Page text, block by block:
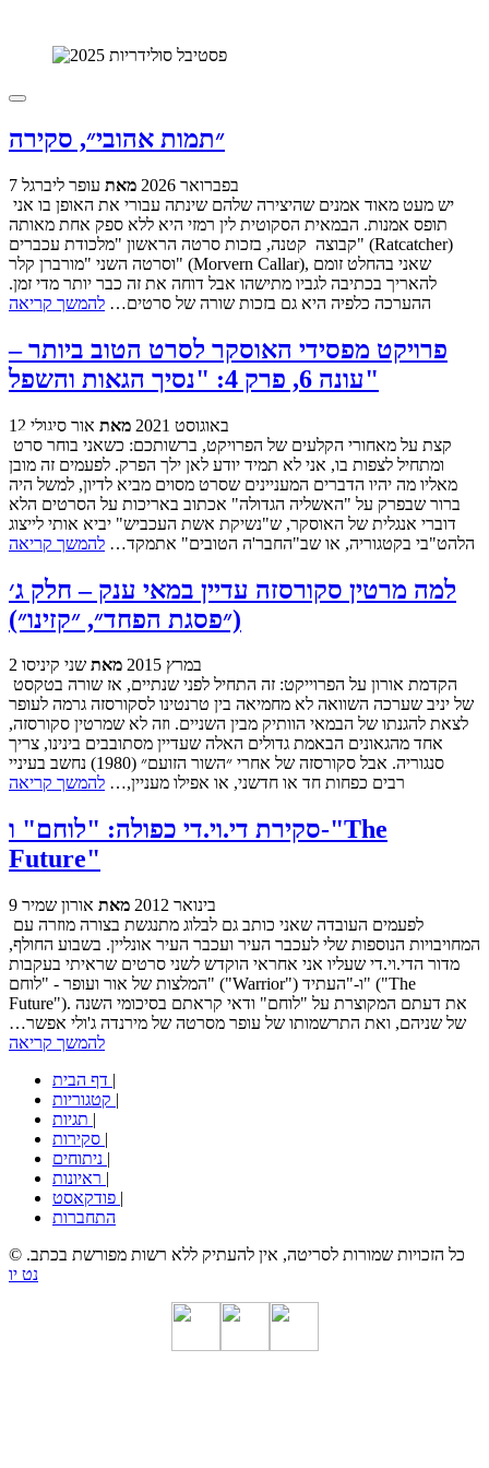
״תמות אהובי״, סקירה
7 בפברואר 2026 מאת עופר ליברגל
תופס אמנות. הבמאית הסקוטית לין רמזי היא ללא ספק אחת מאותה
קבוצה קטנה, בזכות סרטה הראשון "מלכודת עכברים" (Ratcatcher)
וסרטה השני "מורברן קלר" (Morvern Callar), שאני בהחלט זומם
להאריך בכתיבה לגביו מתישהו אבל דוחה את זה כבר יותר מדי זמן.
ההערכה כלפיה היא גם בזכות שורה של סרטים… להמשך קריאה
פרויקט מפסידי האוסקר לסרט הטוב ביותר –
עונה 6, פרק 4: "נסיך הגאות והשפל"
12 באוגוסט 2021 מאת אור סיגולי
ומתחיל לצפות בו, אני לא תמיד יודע לאן ילך הפרק. לפעמים זה מובן
מאליו מה יהיו הדברים המעניינים שסרט מסוים מביא לדיון, למשל היה
ברור שבפרק על "האשליה הגדולה" אכתוב באריכות על הסרטים הלא
דוברי אנגלית של האוסקר, ש"נשיקת אשת העכביש" יביא אותי לייצוג
הלהט"בי בקטגוריה, או שב"החבר'ה הטובים" אתמקד… להמשך קריאה
למה מרטין סקורסזה עדיין במאי ענק – חלק ג׳
(״פסגת הפחד״, ״קזינו״)
2 במרץ 2015 מאת שני קיניסו
של יניב שערכה השוואה לא מחמיאה בין טרנטינו לסקורסזה גרמה לעופר
לצאת להגנתו של הבמאי הוותיק מבין השניים. וזה לא שמרטין סקורסזה,
אחד מהגאונים הבאמת גדולים האלה שעדיין מסתובבים בינינו, צריך
סנגוריה. אבל סקורסזה של אחרי ״השור הזועם״ (1980) נחשב בעיניי
רבים כפחות חד או חדשני, או אפילו מעניין,… להמשך קריאה
סקירת די.וי.די כפולה: "לוחם" ו-"The
Future"
9 בינואר 2012 מאת אורון שמיר
המחויבויות הנוספות שלי לעכבר העיר ועכבר העיר אונליין. בשבוע החולף,
מדור הדי.וי.די שעליו אני אחראי הוקדש לשני סרטים שראיתי בעקבות
המלצות של אור ועופר - "לוחם" ("Warrior") ו-"העתיד" ("The
Future"). את דעתם המקוצרת על "לוחם" ודאי קראתם בסיכומי השנה
של שניהם, ואת התרשמותו של עופר מסרטה של מירנדה ג'ולי אפשר…
להמשך קריאה
|
|
|
|
|
|
|
התחברות
© כל הזכויות שמורות לסריטה, אין להעתיק ללא רשות מפורשת בכתב.
נט יו